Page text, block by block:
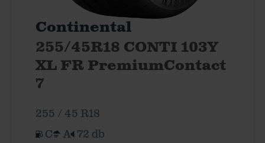
Continental
255/45R18 CONTI 103Y
XL FR PremiumContact
7
255 / 45 R18
C
A 72 db